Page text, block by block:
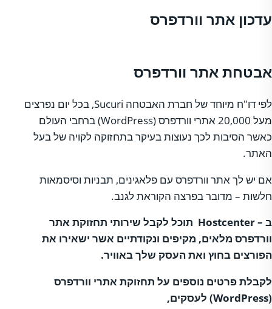
עדכון אתר וורדפרס
אבטחת אתר וורדפרס
לפי דו"ח מיוחד של חברת האבטחה Sucuri, בכל יום נפרצים
מעל 20,000 אתרי וורדפרס (WordPress) ברחבי העולם
כאשר הסיבות לכך נעוצות בעיקר בתחזוקה לקויה של בעל
האתר.
אם יש לך אתר וורדפרס עם פלאגינים, תבניות וסיסמאות
חלשות – מדובר בפרצה הקוראת לגנב.
ב –Hostcenter תוכל לקבל שירותי תחזוקת אתר
וורדפרס מלאים, מקיפים ונקודתיים אשר ישאירו את
הפורצים בחוץ ואת העסק שלך באוויר.
לקבלת פרטים נוספים על תחזוקת אתרי וורדפרס
(
WordPress) לעסקים,